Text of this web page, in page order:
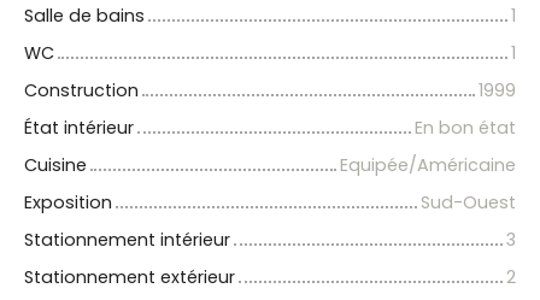
Salle de bains
1
WC
1
Construction
1999
État intérieur
En bon état
Cuisine
Equipée/Américaine
Exposition
Sud-Ouest
Stationnement intérieur
3
Stationnement extérieur
2